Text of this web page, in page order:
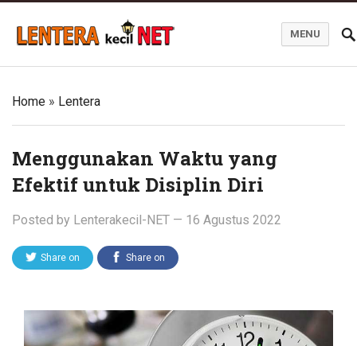
MENU
Home » Lentera
Menggunakan Waktu yang
Efektif untuk Disiplin Diri
Posted by Lenterakecil-NET — 16 Agustus 2022
Share on Share on